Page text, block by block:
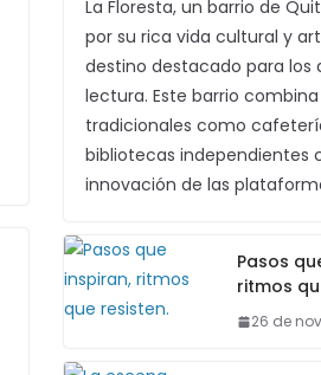
La Floresta, un barrio de
por su rica vida cultural y
destino destacado para los
lectura. Este barrio
tradicionales como
bibliotecas independientes
innovación de las
Pasos
ritmos
26 de